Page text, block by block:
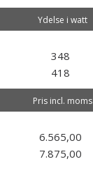
Ydelse i watt
348
418
Pris incl. moms
6.565,00
7.875,00